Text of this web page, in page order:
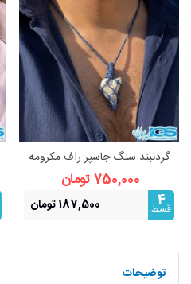
گردنبند سنگ جاسپر راف مکرومه
بافی فری سایز
750,000 تومان
4
قسط 187,500 تومان
توضیحات